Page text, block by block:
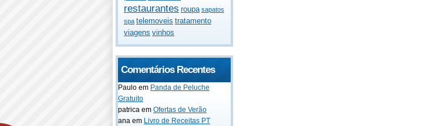
restaurantes roupa sapatos
spa telemoveis tratamento
viagens vinhos
Comentários Recentes
Paulo em Panda de Peluche
Gratuito
patrica em Ofertas de Verão
ana em Livro de Receitas PT